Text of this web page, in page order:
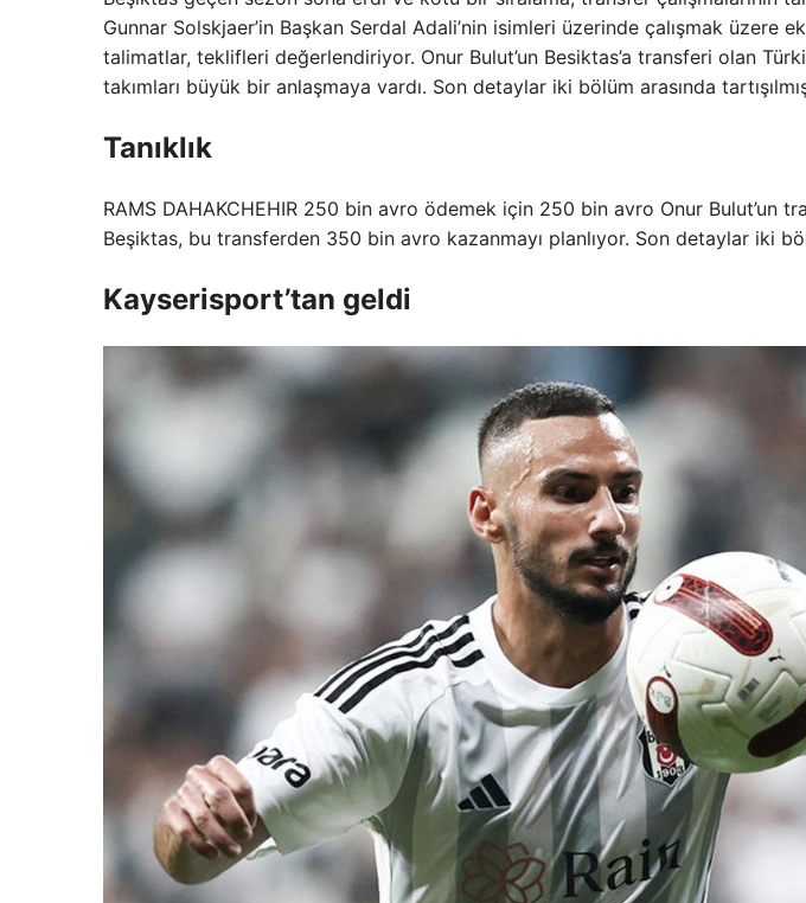
Gunnar Solskjaer’in Başkan Serdal Adali’nin isimleri üzerinde çalışmak üzere
talimatlar, teklifleri değerlendiriyor. Onur Bulut’un Besiktas’a transferi olan
takımları büyük bir anlaşmaya vardı. Son detaylar iki bölüm arasında
Tanıklık
RAMS DAHAKCHEHIR 250 bin avro ödemek için 250 bin avro Onur Bulut’un
Beşiktas, bu transferden 350 bin avro kazanmayı planlıyor. Son detaylar iki
Kayserisport’tan geldi